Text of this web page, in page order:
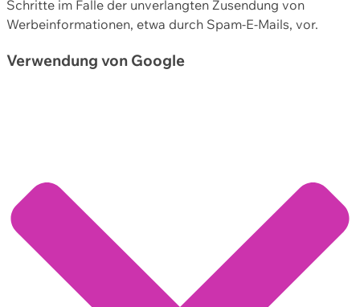
Schritte im Falle der unverlangten Zusendung von
Werbeinformationen, etwa durch Spam-E-Mails, vor.
Verwendung von Google